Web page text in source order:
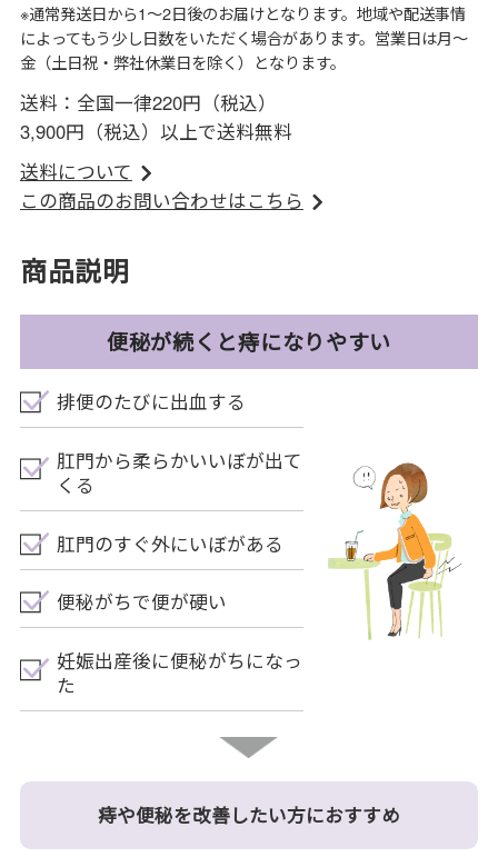
※通常発送日から1～2日後のお届けとなります。地域や配送事情
によってもう少し日数をいただく場合があります。営業日は月～
金（土日祝・弊社休業日を除く）となります。
送料：全国一律220円（税込）
3,900円（税込）以上で送料無料
送料について
この商品のお問い合わせはこちら
商品説明
便秘が続くと痔になりやすい
排便のたびに出血する
肛門から柔らかいいぼが出て
くる
肛門のすぐ外にいぼがある
便秘がちで便が硬い
妊娠出産後に便秘がちになっ
た
痔や便秘を改善したい方におすすめ